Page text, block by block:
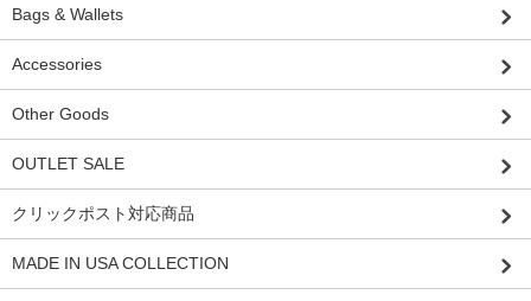
Bags & Wallets
Accessories
Other Goods
OUTLET SALE
クリックポスト対応商品
MADE IN USA COLLECTION